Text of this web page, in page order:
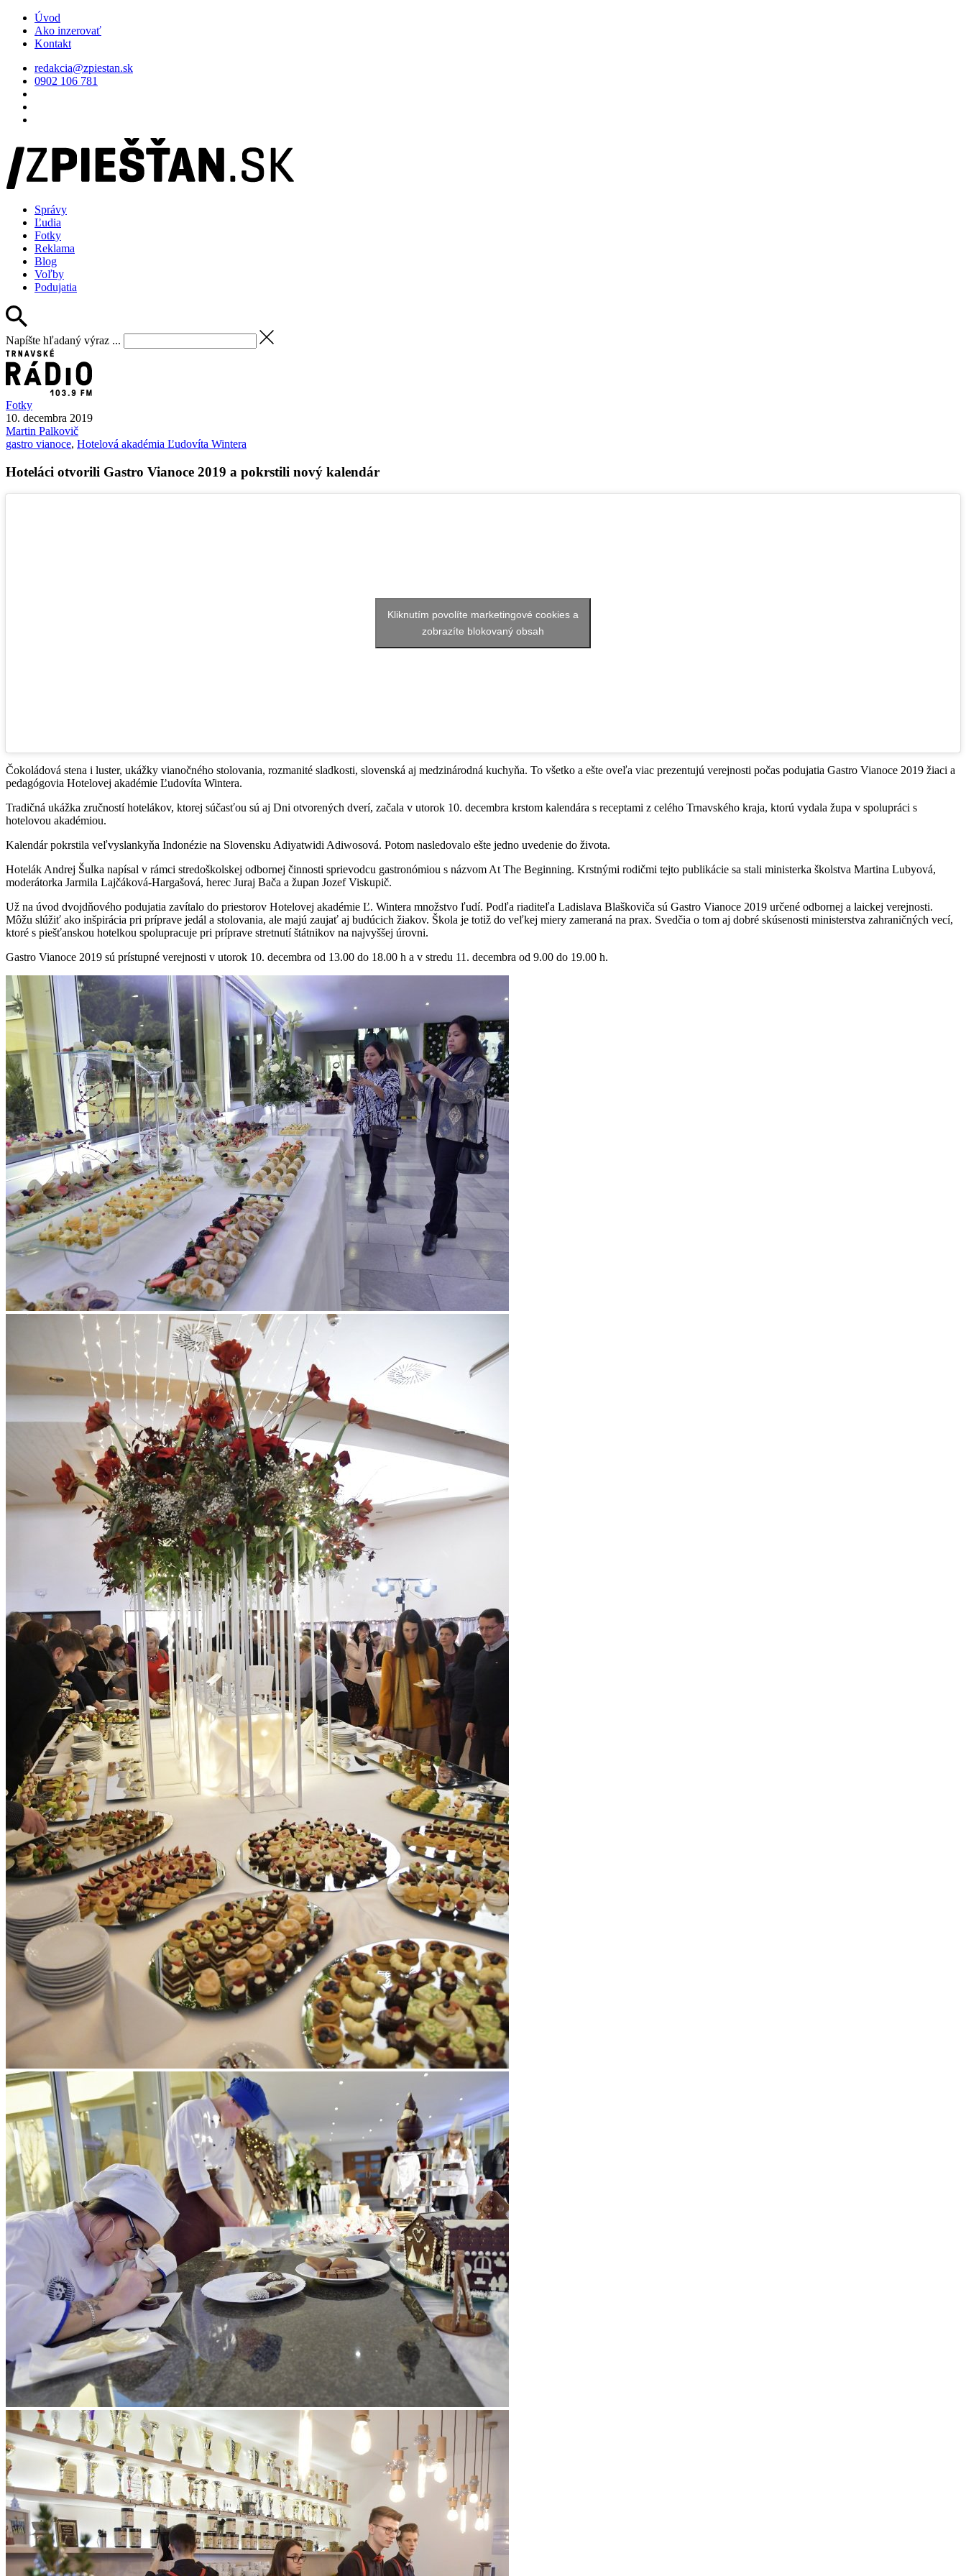
Úvod
Ako inzerovať
Kontakt
redakcia@zpiestan.sk
0902 106 781
Správy
Ľudia
Fotky
Reklama
Blog
Voľby
Podujatia
Napíšte hľadaný výraz ...
Fotky
10. decembra 2019
Martin Palkovič
gastro vianoce, Hotelová akadémia Ľudovíta Wintera
Hoteláci otvorili Gastro Vianoce 2019 a pokrstili nový kalendár
Kliknutím povolíte marketingové cookies a
zobrazíte blokovaný obsah
Čokoládová stena i luster, ukážky vianočného stolovania, rozmanité sladkosti, slovenská aj medzinárodná kuchyňa. To všetko a ešte oveľa viac prezentujú verejnosti počas podujatia Gastro Vianoce 2019 žiaci a
pedagógovia Hotelovej akadémie Ľudovíta Wintera.
Tradičná ukážka zručností hotelákov, ktorej súčasťou sú aj Dni otvorených dverí, začala v utorok 10. decembra krstom kalendára s receptami z celého Trnavského kraja, ktorú vydala župa v spolupráci s
hotelovou akadémiou.
Kalendár pokrstila veľvyslankyňa Indonézie na Slovensku Adiyatwidi Adiwosová. Potom nasledovalo ešte jedno uvedenie do života.
Hotelák Andrej Šulka napísal v rámci stredoškolskej odbornej činnosti sprievodcu gastronómiou s názvom At The Beginning. Krstnými rodičmi tejto publikácie sa stali ministerka školstva Martina Lubyová,
moderátorka Jarmila Lajčáková-Hargašová, herec Juraj Bača a župan Jozef Viskupič.
Už na úvod dvojdňového podujatia zavítalo do priestorov Hotelovej akadémie Ľ. Wintera množstvo ľudí. Podľa riaditeľa Ladislava Blaškoviča sú Gastro Vianoce 2019 určené odbornej a laickej verejnosti.
Môžu slúžiť ako inšpirácia pri príprave jedál a stolovania, ale majú zaujať aj budúcich žiakov. Škola je totiž do veľkej miery zameraná na prax. Svedčia o tom aj dobré skúsenosti ministerstva zahraničných vecí,
ktoré s piešťanskou hotelkou spolupracuje pri príprave stretnutí štátnikov na najvyššej úrovni.
Gastro Vianoce 2019 sú prístupné verejnosti v utorok 10. decembra od 13.00 do 18.00 h a v stredu 11. decembra od 9.00 do 19.00 h.